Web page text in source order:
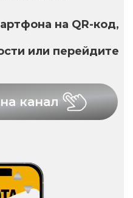
на QR-код,
или перейдите
канал